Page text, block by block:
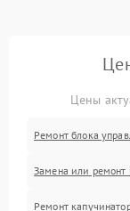
Цены
Ремонт блока
Замена или ремонт
Ремонт